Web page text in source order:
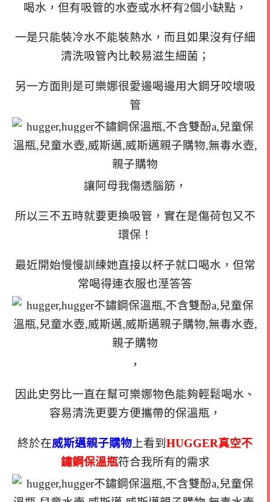
喝水，但有吸管的水壺或水杯有2個小缺點，
一是只能裝冷水不能裝熱水，而且如果沒有仔細
清洗吸管內比較易滋生細菌；
另一方面則是可樂娜很愛邊喝邊用大鋼牙咬壞吸
管
讓阿母我傷透腦筋，
所以三不五時就要更換吸管，實在是傷荷包又不
環保！
最近開始慢慢訓練她直接以杯子就口喝水，但常
常喝得連衣服也溼答答
，
因此史努比一直在幫可樂娜物色能夠輕鬆喝水、
容易清洗更要方便攜帶的保溫瓶，
終於在威斯邁親子購物 上看到 HUGGER真空不
鏽鋼保溫瓶符合我所有的需求